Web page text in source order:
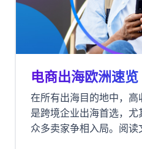
电商出海欧洲速览
在所有出海目的地中，
是跨境企业出海首选，
众多卖家争相入局。阅